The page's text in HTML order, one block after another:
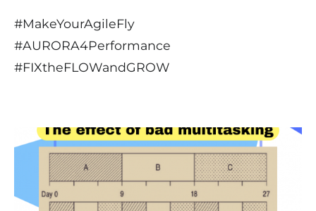
#MakeYourAgileFly
#AURORA4Performance
#FIXtheFLOWandGROW